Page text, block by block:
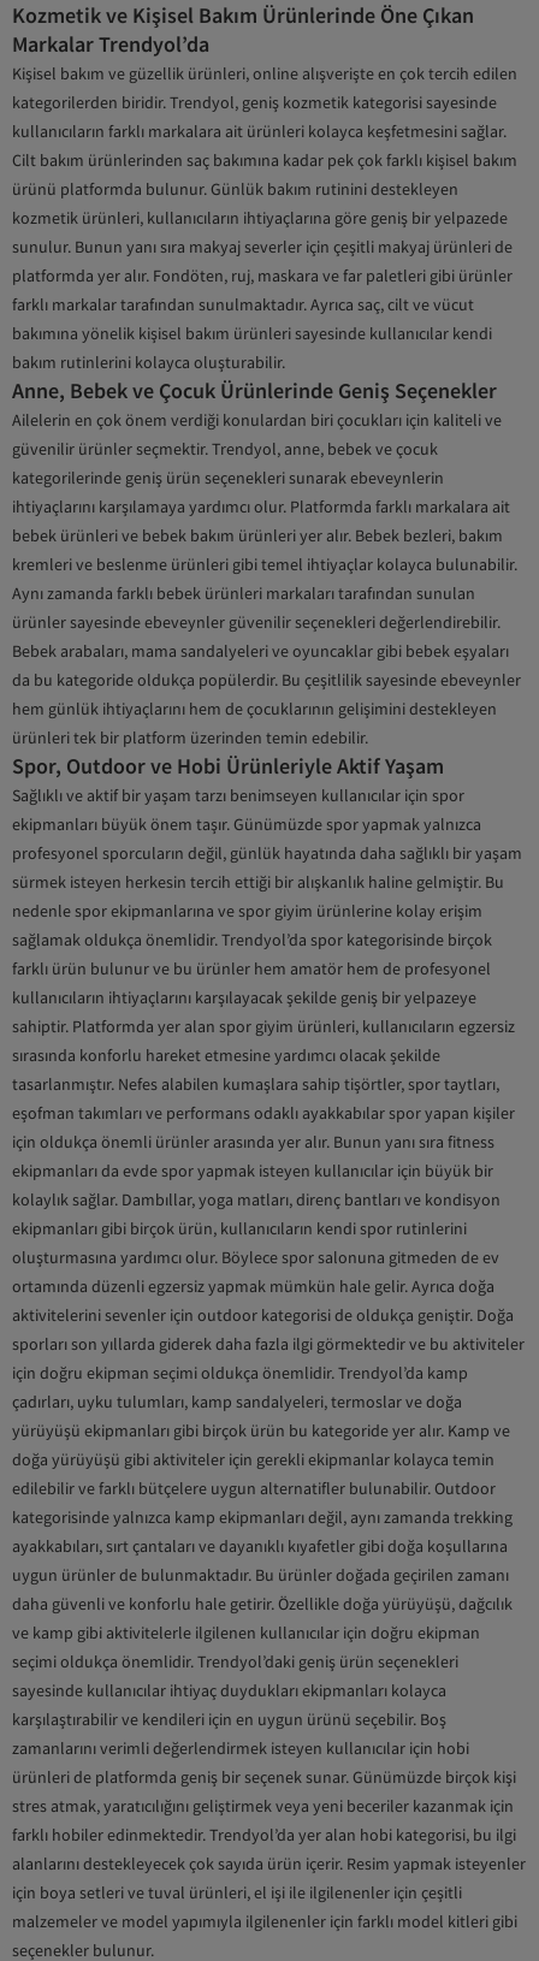
Kozmetik ve Kişisel Bakım Ürünlerinde Öne Çıkan
Markalar Trendyol’da
Kişisel bakım ve güzellik ürünleri, online alışverişte en çok tercih edilen
kategorilerden biridir. Trendyol, geniş kozmetik kategorisi sayesinde
kullanıcıların farklı markalara ait ürünleri kolayca keşfetmesini sağlar.
Cilt bakım ürünlerinden saç bakımına kadar pek çok farklı kişisel bakım
ürünü platformda bulunur. Günlük bakım rutinini destekleyen
kozmetik ürünleri, kullanıcıların ihtiyaçlarına göre geniş bir yelpazede
sunulur. Bunun yanı sıra makyaj severler için çeşitli makyaj ürünleri de
platformda yer alır. Fondöten, ruj, maskara ve far paletleri gibi ürünler
farklı markalar tarafından sunulmaktadır. Ayrıca saç, cilt ve vücut
bakımına yönelik kişisel bakım ürünleri sayesinde kullanıcılar kendi
bakım rutinlerini kolayca oluşturabilir.
Anne, Bebek ve Çocuk Ürünlerinde Geniş Seçenekler
Ailelerin en çok önem verdiği konulardan biri çocukları için kaliteli ve
güvenilir ürünler seçmektir. Trendyol, anne, bebek ve çocuk
kategorilerinde geniş ürün seçenekleri sunarak ebeveynlerin
ihtiyaçlarını karşılamaya yardımcı olur. Platformda farklı markalara ait
bebek ürünleri ve bebek bakım ürünleri yer alır. Bebek bezleri, bakım
kremleri ve beslenme ürünleri gibi temel ihtiyaçlar kolayca bulunabilir.
Aynı zamanda farklı bebek ürünleri markaları tarafından sunulan
ürünler sayesinde ebeveynler güvenilir seçenekleri değerlendirebilir.
Bebek arabaları, mama sandalyeleri ve oyuncaklar gibi bebek eşyaları
da bu kategoride oldukça popülerdir. Bu çeşitlilik sayesinde ebeveynler
hem günlük ihtiyaçlarını hem de çocuklarının gelişimini destekleyen
ürünleri tek bir platform üzerinden temin edebilir.
Spor, Outdoor ve Hobi Ürünleriyle Aktif Yaşam
Sağlıklı ve aktif bir yaşam tarzı benimseyen kullanıcılar için spor
ekipmanları büyük önem taşır. Günümüzde spor yapmak yalnızca
profesyonel sporcuların değil, günlük hayatında daha sağlıklı bir yaşam
sürmek isteyen herkesin tercih ettiği bir alışkanlık haline gelmiştir. Bu
nedenle spor ekipmanlarına ve spor giyim ürünlerine kolay erişim
sağlamak oldukça önemlidir. Trendyol’da spor kategorisinde birçok
farklı ürün bulunur ve bu ürünler hem amatör hem de profesyonel
kullanıcıların ihtiyaçlarını karşılayacak şekilde geniş bir yelpazeye
sahiptir. Platformda yer alan spor giyim ürünleri, kullanıcıların egzersiz
sırasında konforlu hareket etmesine yardımcı olacak şekilde
tasarlanmıştır. Nefes alabilen kumaşlara sahip tişörtler, spor taytları,
eşofman takımları ve performans odaklı ayakkabılar spor yapan kişiler
için oldukça önemli ürünler arasında yer alır. Bunun yanı sıra fitness
ekipmanları da evde spor yapmak isteyen kullanıcılar için büyük bir
kolaylık sağlar. Dambıllar, yoga matları, direnç bantları ve kondisyon
ekipmanları gibi birçok ürün, kullanıcıların kendi spor rutinlerini
oluşturmasına yardımcı olur. Böylece spor salonuna gitmeden de ev
ortamında düzenli egzersiz yapmak mümkün hale gelir. Ayrıca doğa
aktivitelerini sevenler için outdoor kategorisi de oldukça geniştir. Doğa
sporları son yıllarda giderek daha fazla ilgi görmektedir ve bu aktiviteler
için doğru ekipman seçimi oldukça önemlidir. Trendyol’da kamp
çadırları, uyku tulumları, kamp sandalyeleri, termoslar ve doğa
yürüyüşü ekipmanları gibi birçok ürün bu kategoride yer alır. Kamp ve
doğa yürüyüşü gibi aktiviteler için gerekli ekipmanlar kolayca temin
edilebilir ve farklı bütçelere uygun alternatifler bulunabilir. Outdoor
kategorisinde yalnızca kamp ekipmanları değil, aynı zamanda trekking
ayakkabıları, sırt çantaları ve dayanıklı kıyafetler gibi doğa koşullarına
uygun ürünler de bulunmaktadır. Bu ürünler doğada geçirilen zamanı
daha güvenli ve konforlu hale getirir. Özellikle doğa yürüyüşü, dağcılık
ve kamp gibi aktivitelerle ilgilenen kullanıcılar için doğru ekipman
seçimi oldukça önemlidir. Trendyol’daki geniş ürün seçenekleri
sayesinde kullanıcılar ihtiyaç duydukları ekipmanları kolayca
karşılaştırabilir ve kendileri için en uygun ürünü seçebilir. Boş
zamanlarını verimli değerlendirmek isteyen kullanıcılar için hobi
ürünleri de platformda geniş bir seçenek sunar. Günümüzde birçok kişi
stres atmak, yaratıcılığını geliştirmek veya yeni beceriler kazanmak için
farklı hobiler edinmektedir. Trendyol’da yer alan hobi kategorisi, bu ilgi
alanlarını destekleyecek çok sayıda ürün içerir. Resim yapmak isteyenler
için boya setleri ve tuval ürünleri, el işi ile ilgilenenler için çeşitli
malzemeler ve model yapımıyla ilgilenenler için farklı model kitleri gibi
seçenekler bulunur.